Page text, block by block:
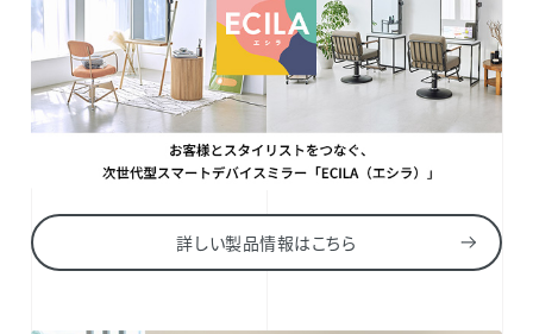
詳しい製品情報はこちら